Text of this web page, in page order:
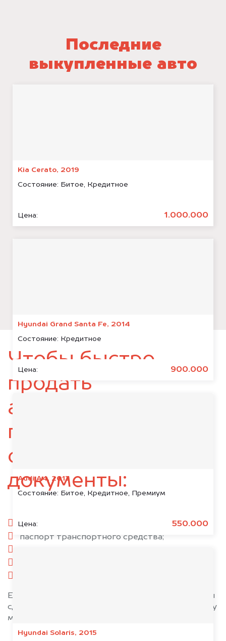
Последние
выкупленные авто
Kia Cerato, 2019
Состояние: Битое, Кредитное
Цена: 1.000.000
Hyundai Grand Santa Fe, 2014
Состояние: Кредитное
Цена: 900.000
Audi A4, 2013
Состояние: Битое, Кредитное, Премиум
Цена: 550.000
Hyundai Solaris, 2015
Чтобы быстро
продать
автомобиль,
подготовьте
следующие
документы:
паспорт гражданина РФ;
паспорт транспортного средства;
Если у вас нет всех документов, то наши юристы
сделают всё возможное, чтобы оформить сделку
максимально быстро!